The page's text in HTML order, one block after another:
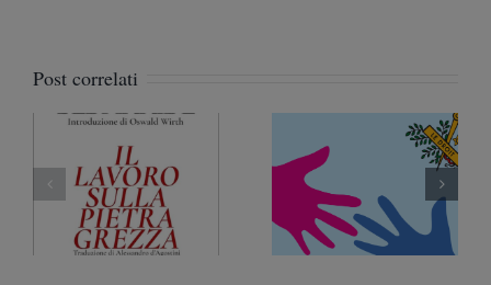
Post correlati
Trattati ed etica della
Fratellanza. Un nuovo
documento della
Commissione
Prospettive sociali
Fratellanza e Ambiente,
tra diritti e
cambiamento. Un nuovo
documento della
Commissione
Prospettive sociali